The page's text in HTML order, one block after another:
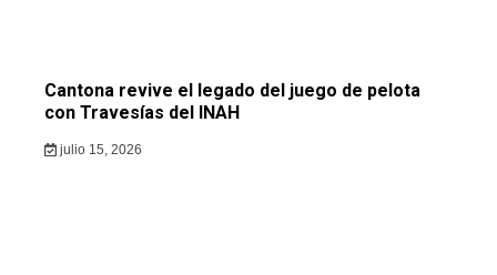
Cantona revive el legado del juego de pelota
con Travesías del INAH
julio 15, 2026